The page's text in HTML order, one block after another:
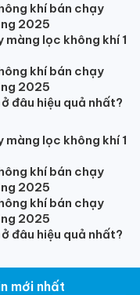
đến 200Pa với 9
cầu của các dự án
đồng đều trong
hiệu quả trao
thiết kế hình chữ
khả năng làm lạnh
phù hợp với các
vượt trội, bảo
suất làm lạnh cao
khí bán chạy
2025
màng lọc không khí 1
khí bán chạy
2025
đâu hiệu quả nhất?
màng lọc không khí 1
khí bán chạy
2025
khí bán chạy
2025
đâu hiệu quả nhất?
mới nhất